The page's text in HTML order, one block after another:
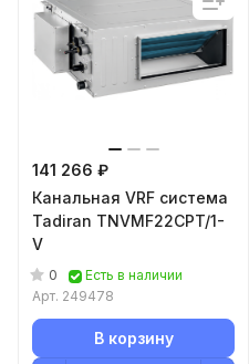
141 266 ₽
Канальная VRF система
Tadiran TNVMF22CPT/1-
V
0
Есть в наличии
Арт. 249478
В корзину